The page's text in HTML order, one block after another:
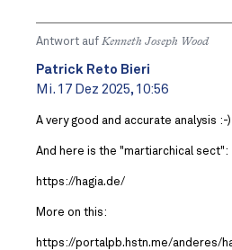
Antwort auf Kenneth Joseph Wood
Patrick Reto Bieri
Mi. 17 Dez 2025, 10:56
A very good and accurate analysis :-)
And here is the "martiarchical sect":
https://hagia.de/
More on this:
https://portalpb.hstn.me/anderes/